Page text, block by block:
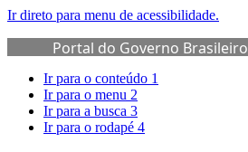
Ir direto para menu de acessibilidade.
Portal do Governo Brasileiro
de Governo
Ir para o conteúdo 1
Ir para o menu 2
Ir para a busca 3
Ir para o rodapé 4